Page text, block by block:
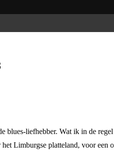
liefhebber. Wat ik in de
Limburgse platteland, voor een